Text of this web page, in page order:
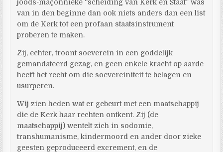
joods-maçonnieke “scheiding van Kerk en Staat” was
van in den beginne dan ook niets anders dan een list
om de Kerk tot een profaan staatsinstrument
proberen te maken.
Zij, echter, troont soeverein in een goddelijk
gemandateerd gezag, en geen enkele kracht op aarde
heeft het recht om die soevereiniteit te belagen en
usurperen.
Wij zien heden wat er gebeurt met een maatschappij
die de Kerk haar rechten ontkent. Zij (de
maatschappij) wentelt zich in sodomie,
transhumanisme, kindermoord en ander door zieke
geesten geproduceerd excrement, en de